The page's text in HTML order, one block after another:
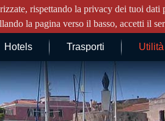
rispettando la privacy dei tuoi
la pagina verso il basso, accetti il
Hotels Trasporti